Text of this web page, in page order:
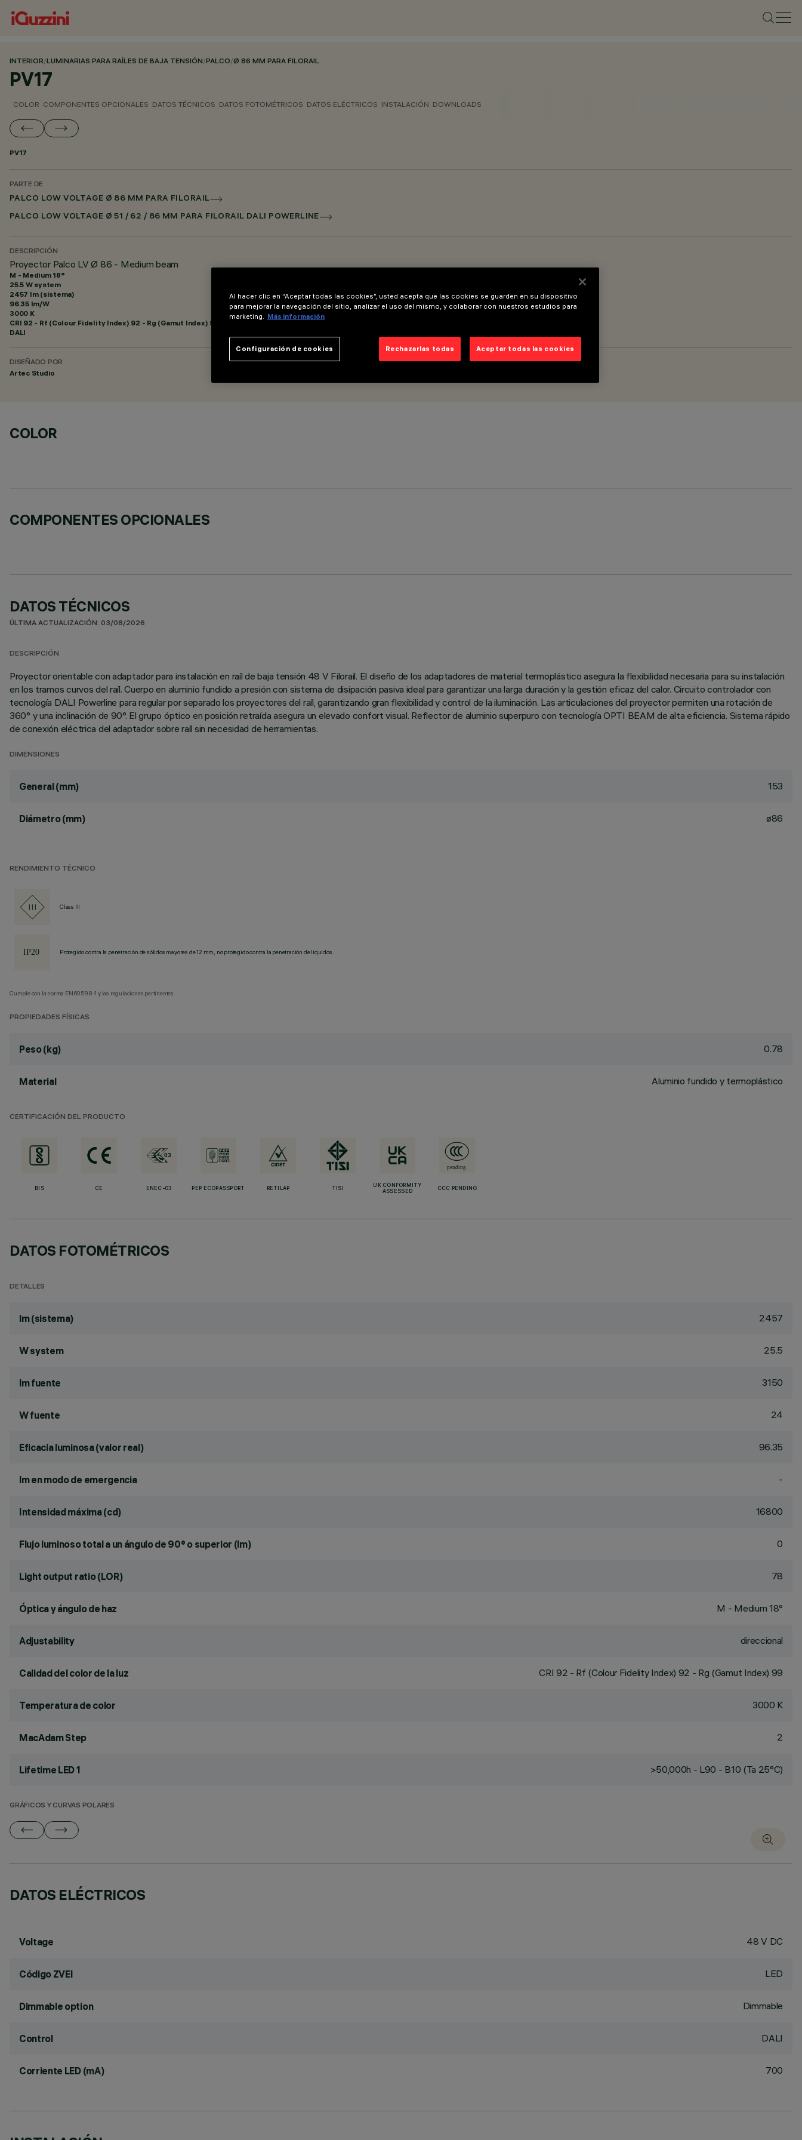
INTERIOR/LUMINARIAS PARA RAÍLES DE BAJA TENSIÓN/PALCO/Ø 86 MM PARA FILORAIL
PV17
COLOR COMPONENTES OPCIONALES DATOS TÉCNICOS DATOS FOTOMÉTRICOS DATOS ELÉCTRICOS INSTALACIÓN DOWNLOADS
PV17
PARTE DE
PALCO LOW VOLTAGE Ø 86 MM PARA FILORAIL
PALCO LOW VOLTAGE Ø 51 / 62 / 86 MM PARA FILORAIL DALI POWERLINE
DESCRIPCIÓN
Proyector Palco LV Ø 86 - Medium beam
M - Medium 18°
25.5 W system
2457 lm (sistema)
96.35 lm/W
3000 K
CRI 92 - Rf (Colour Fidelity Index) 92 - Rg (Gamut Index) 99
DALI
DISEÑADO POR
Artec Studio
COLOR
COMPONENTES OPCIONALES
DATOS TÉCNICOS
ÚLTIMA ACTUALIZACIÓN: 03/08/2026
DESCRIPCIÓN
Proyector orientable con adaptador para instalación en raíl de baja tensión 48 V Filorail. El diseño de los adaptadores de material termoplástico asegura la flexibilidad necesaria para su instalación
en los tramos curvos del raíl. Cuerpo en aluminio fundido a presión con sistema de disipación pasiva ideal para garantizar una larga duración y la gestión eficaz del calor. Circuito controlador con
tecnología DALI Powerline para regular por separado los proyectores del raíl, garantizando gran flexibilidad y control de la iluminación. Las articulaciones del proyector permiten una rotación de
360° y una inclinación de 90°. El grupo óptico en posición retraída asegura un elevado confort visual. Reflector de aluminio superpuro con tecnología OPTI BEAM de alta eficiencia. Sistema rápido
de conexión eléctrica del adaptador sobre raíl sin necesidad de herramientas.
DIMENSIONES
General (mm) 153
Diámetro (mm) ø86
RENDIMIENTO TÉCNICO
Class III
Protegido contra la penetración de sólidos mayores de 12 mm, no protegido contra la penetración de líquidos.
Cumple con la norma EN60598-1 y las regulaciones pertinentes.
PROPIEDADES FÍSICAS
Peso (kg) 0.78
Material Aluminio fundido y termoplástico
CERTIFICACIÓN DEL PRODUCTO
BIS CE ENEC-03 PEP ECOPASSPORT RETILAP TISI
UK CONFORMITY
ASSESSED
CCC PENDING
DATOS FOTOMÉTRICOS
DETALLES
lm (sistema) 2457
W system 25.5
lm fuente 3150
W fuente 24
Eficacia luminosa (valor real) 96.35
lm en modo de emergencia -
Intensidad máxima (cd) 16800
Flujo luminoso total a un ángulo de 90° o superior (lm) 0
Light output ratio (LOR) 78
Óptica y ángulo de haz M - Medium 18°
Adjustability direccional
Calidad del color de la luz CRI 92 - Rf (Colour Fidelity Index) 92 - Rg (Gamut Index) 99
Temperatura de color 3000 K
MacAdam Step 2
Lifetime LED 1 >50,000h - L90 - B10 (Ta 25°C)
GRÁFICOS Y CURVAS POLARES
DATOS ELÉCTRICOS
Voltage 48 V DC
Código ZVEI LED
Dimmable option Dimmable
Control DALI
Corriente LED (mA) 700
Al hacer clic en “Aceptar todas las cookies”, usted acepta que las cookies se guarden en su dispositivo
para mejorar la navegación del sitio, analizar el uso del mismo, y colaborar con nuestros estudios para
marketing. Más información
Rechazarlas todas Aceptar todas las cookies
Configuración de cookies